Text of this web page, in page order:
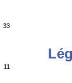
33
11